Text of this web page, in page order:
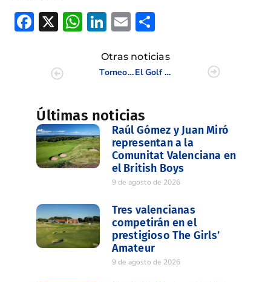
Facebook
X WhatsApp
LinkedIn
Email
Otras noticias
Torneo Iniciate al Golf
El Golf español se solidariza con los afectados por la DANA
Últimas noticias
Raúl Gómez y Juan Miró
representan a la
Comunitat Valenciana en
el British Boys
9 de agosto de 2026
Tres valencianas
competirán en el
prestigioso The Girls’
Amateur
9 de agosto de 2026